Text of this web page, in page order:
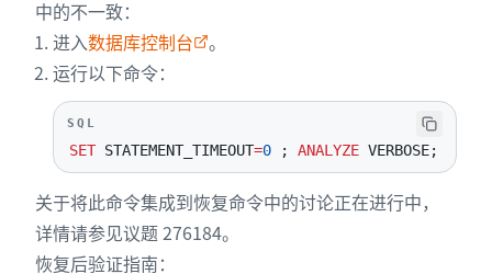
中的不一致：
进入数据库控制台
。
运行以下命令：
SQL
SET STATEMENT_TIMEOUT=0 ; ANALYZE VERBOSE;
关于将此命令集成到恢复命令中的讨论正在进行中，
详情请参见议题 276184。
恢复后验证指南：